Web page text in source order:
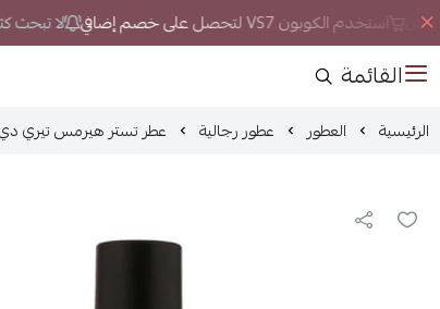
استخدم الكوبون VS7 لتحصل على خصم إضافي لا تبحث
القائمة
الرئيسية العطور عطور رجالية عطر تستر هيرمس تيري دي